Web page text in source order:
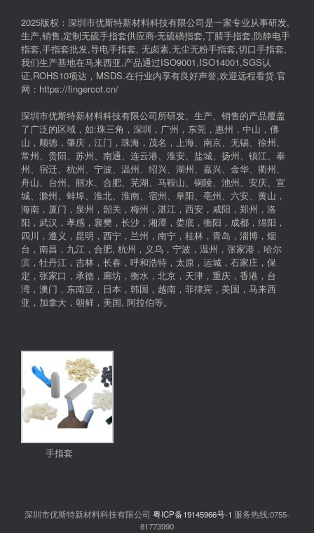
2025版权：深圳市优斯特新材料科技有限公司是一家专业从事研发,
生产,销售,定制无硫手指套供应商-无硫磺指套,丁腈手指套,防静电手
指套,手指套批发,导电手指套, 无卤素,无尘无粉手指套,切口手指套,
我们生产基地在马来西亚,产品通过ISO9001,ISO14001,SGS认
证,ROHS10项达，MSDS.在行业内享有良好声誉,欢迎远程看货.官
网：https://fingercot.cn/
深圳市优斯特新材料科技有限公司所研发、生产、销售的产品覆盖
了广泛的区域，如:珠三角，深圳，广州，东莞，惠州，中山，佛
山，顺德，肇庆，江门，珠海，茂名，上海、南京、无锡、徐州、
常州、贵阳、苏州、南通、连云港、淮安、盐城、扬州、镇江、泰
州、宿迁、杭州、宁波、温州、绍兴、湖州、嘉兴、金华、衢州、
舟山、台州、丽水、合肥、芜湖、马鞍山、铜陵、池州、安庆、宣
城、滁州、蚌埠、淮北、淮南、宿州、阜阳、亳州、六安、黄山，
海南，厦门，泉州，韶关，梅州，湛江，西安，咸阳，郑州，洛
阳，武汉，孝感，襄樊，长沙，湘潭，娄底，衡阳，成都，绵阳，
四川，遵义，昆明，西宁，兰州，南宁，桂林，青岛，淄博，烟
台，南昌，九江，合肥, 杭州，义乌，宁波，温州，张家港，哈尔
滨，牡丹江，吉林，长春，呼和浩特，太原，运城，石家庄，保
定，张家口，承德，廊坊，衡水，北京，天津，重庆，香港，台
湾，澳门，东南亚，日本，韩国，越南，菲律宾，美国，马来西
亚，加拿大，朝鲜，美国, 阿拉伯等。
手指套
深圳市优斯特新材料科技有限公司 粤ICP备19145966号-1 服务热线:0755-
81773990